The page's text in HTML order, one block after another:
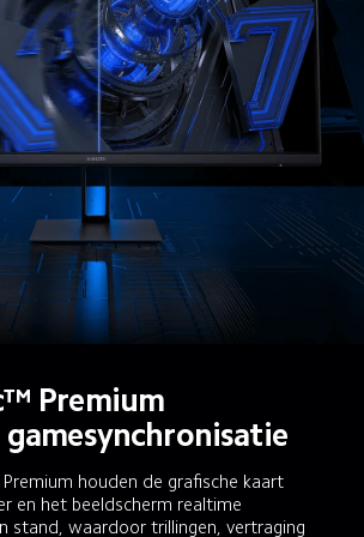
Premium
gamesynchronisatie
houden de grafische kaart
en het beeldscherm realtime
stand, waardoor trillingen, vertraging